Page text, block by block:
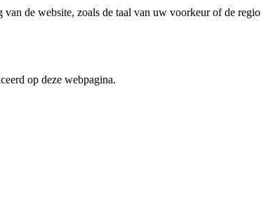
de website, zoals de taal van uw voorkeur of de regio
op deze webpagina.